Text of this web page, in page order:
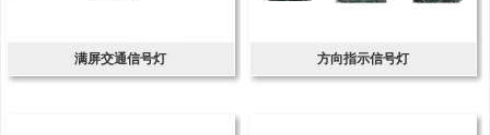
满屏交通信号灯 方向指示信号灯